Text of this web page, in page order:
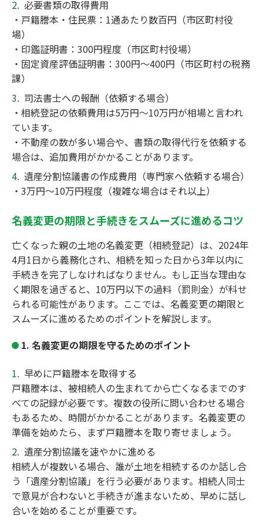
必要書類の取得費用
・戸籍謄本・住民票：1通あたり数百円（市区町村役
場）
・印鑑証明書：300円程度（市区町村役場）
・固定資産評価証明書：300円～400円（市区町村の税務
課）
司法書士への報酬（依頼する場合）
・相続登記の依頼費用は5万円〜10万円が相場と言われ
ています。
・不動産の数が多い場合や、書類の取得代行を依頼する
場合は、追加費用がかかることがあります。
遺産分割協議書の作成費用（専門家へ依頼する場合）
・3万円～10万円程度（複雑な場合はそれ以上）
名義変更の期限と手続きをスムーズに進めるコツ
亡くなった親の土地の名義変更（相続登記）は、2024年
4月1日から義務化され、相続を知った日から3年以内に
手続きを完了しなければなりません。もし正当な理由な
く期限を過ぎると、10万円以下の過料（罰則金）が科せ
られる可能性があります。ここでは、名義変更の期限と
スムーズに進めるためのポイントを解説します。
1. 名義変更の期限を守るためのポイント
早めに戸籍謄本を取得する
戸籍謄本は、被相続人の生まれてから亡くなるまでのす
べての記録が必要です。複数の役所に問い合わせる場合
もあるため、時間がかかることがあります。名義変更の
準備を始めたら、まず戸籍謄本を取り寄せましょう。
遺産分割協議を速やかに進める
相続人が複数いる場合、誰が土地を相続するのか話し合
う「遺産分割協議」を行う必要があります。相続人同士
で意見が合わないと手続きが進まないため、早めに話し
合いを始めることが重要です。